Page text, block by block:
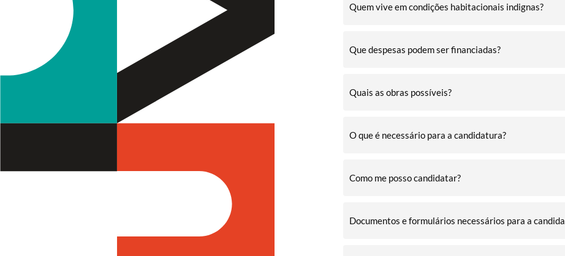
Quem vive em condições habitacionais indignas?
Que despesas podem ser financiadas?
Quais as obras possíveis?
O que é necessário para a candidatura?
Como me posso candidatar?
Documentos e formulários necessários para a